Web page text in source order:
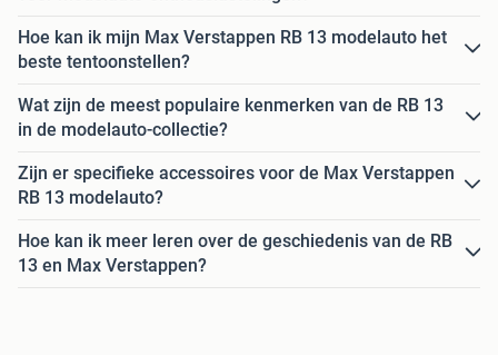
Hoe kan ik mijn Max Verstappen RB 13 modelauto het
beste tentoonstellen?
Wat zijn de meest populaire kenmerken van de RB 13
in de modelauto-collectie?
Zijn er specifieke accessoires voor de Max Verstappen
RB 13 modelauto?
Hoe kan ik meer leren over de geschiedenis van de RB
13 en Max Verstappen?